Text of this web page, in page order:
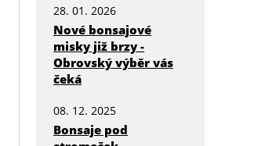
28. 01. 2026
Nové bonsajové
misky již brzy -
Obrovský výběr vás
čeká
08. 12. 2025
Bonsaje pod